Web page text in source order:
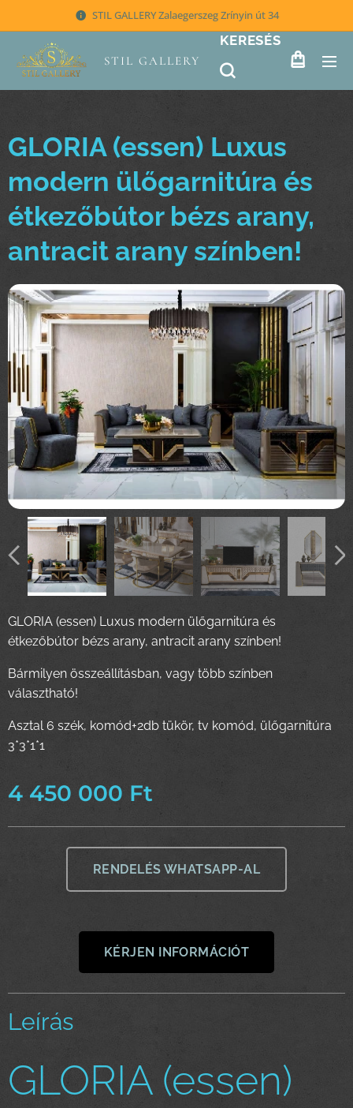
STIL GALLERY Zalaegerszeg Zrínyin út 34
STIL GALLERY
KERESÉS
GLORIA (essen) Luxus
modern ülőgarnitúra és
étkezőbútor bézs arany,
antracit arany színben!
GLORIA (essen) Luxus modern ülőgarnitúra és
étkezőbútor bézs arany, antracit arany színben!
Bármilyen összeállításban, vagy több színben
választható!
Asztal 6 szék, komód+2db tükör, tv komód, ülőgarnitúra
3*3*1*1
4 450 000 Ft
RENDELÉS WHATSAPP-AL
KÉRJEN INFORMÁCIÓT
Leírás
GLORIA (essen)